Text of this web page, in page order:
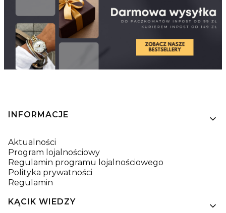
Linki w stopce
INFORMACJE
Aktualności
Program lojalnościowy
Regulamin programu lojalnościowego
Polityka prywatności
Regulamin
KĄCIK WIEDZY